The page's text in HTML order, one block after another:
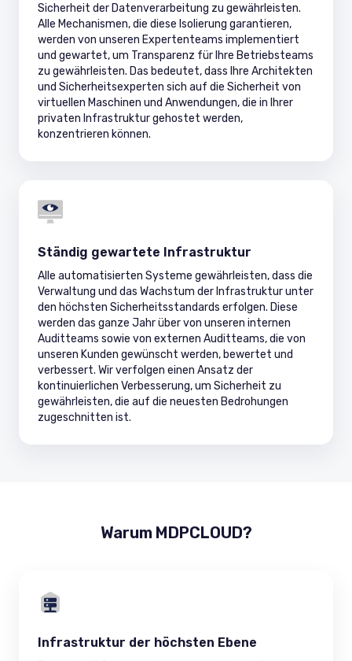
Sicherheit der Datenverarbeitung zu gewährleisten.
Alle Mechanismen, die diese Isolierung garantieren,
werden von unseren Expertenteams implementiert
und gewartet, um Transparenz für Ihre Betriebsteams
zu gewährleisten. Das bedeutet, dass Ihre Architekten
und Sicherheitsexperten sich auf die Sicherheit von
virtuellen Maschinen und Anwendungen, die in Ihrer
privaten Infrastruktur gehostet werden,
konzentrieren können.
Ständig gewartete Infrastruktur
Alle automatisierten Systeme gewährleisten, dass die
Verwaltung und das Wachstum der Infrastruktur unter
den höchsten Sicherheitsstandards erfolgen. Diese
werden das ganze Jahr über von unseren internen
Auditteams sowie von externen Auditteams, die von
unseren Kunden gewünscht werden, bewertet und
verbessert. Wir verfolgen einen Ansatz der
kontinuierlichen Verbesserung, um Sicherheit zu
gewährleisten, die auf die neuesten Bedrohungen
zugeschnitten ist.
Warum MDPCLOUD?
Infrastruktur der höchsten Ebene